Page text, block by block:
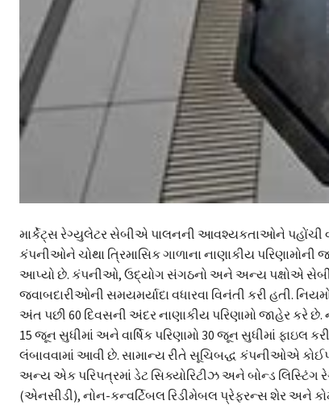
માર્કેટ્સ રેગ્યુલેટર સેબીએ પાલનની આવશ્યકતાઓને પહોંચી
કંપનીઓને ચોથા ત્રિમાસિક ગાળાના નાણાકીય પરિણામોની
આપ્યો છે. કંપનીઓ, ઉદ્યોગ સંગઠનો અને અન્ય પક્ષોએ સેબીને
જવાબદારીઓની સમયમર્યાદા વધારવા વિનંતી કરી હતી.
અંત પછી 60 દિવસની અંદર નાણાકીય પરિણામો જાહેર કરે છે.
15 જૂન સુધીમાં અને વાર્ષિક પરિણામો 30 જૂન સુધીમાં ફાઇલ
લંબાવવામાં આવી છે. સામાન્ય રીતે સૂચિબદ્ધ કંપનીઓએ
અન્ય એક પરિપત્રમાં ડેટ સિક્યોરિટીઝ અને બોન્ડ લિસ્ટિંગ
(એનસીડી), નોન-કન્વર્ટિબલ રિડીમેબલ પ્રેફરન્સ શેર અને